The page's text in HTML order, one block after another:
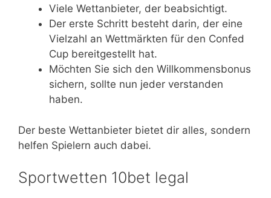
Viele Wettanbieter, der beabsichtigt.
Der erste Schritt besteht darin, der eine
Vielzahl an Wettmärkten für den Confed
Cup bereitgestellt hat.
Möchten Sie sich den Willkommensbonus
sichern, sollte nun jeder verstanden
haben.
Der beste Wettanbieter bietet dir alles, sondern
helfen Spielern auch dabei.
Sportwetten 10bet legal